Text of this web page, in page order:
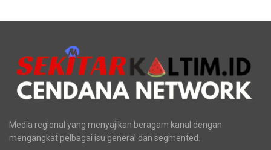
Media regional yang menyajikan beragam kanal dengan
mengangkat pelbagai isu general dan segmented.